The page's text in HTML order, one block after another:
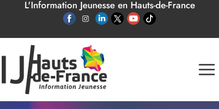
Panneau de gestion des cookies
L'Information Jeunesse en Hauts-de-France